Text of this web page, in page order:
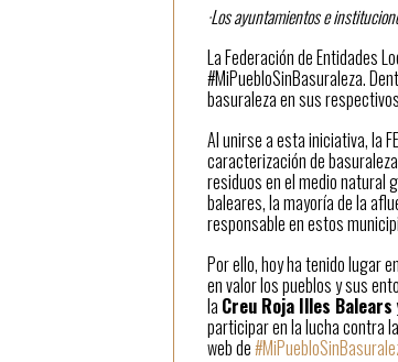
·Los ayuntamientos e
La Federación de Entidades
#MiPuebloSinBasuraleza.
basuraleza en sus
Al unirse a esta iniciativa, la
caracterización de
residuos en el medio natural
baleares, la mayoría de la
responsable en estos
Por ello, hoy ha tenido lugar
en valor los pueblos y sus
la Creu Roja Illes Balears
participar en la lucha contra
web de